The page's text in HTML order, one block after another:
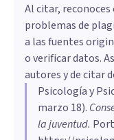
Al citar,
problemas de
a las fuentes
o verificar datos.
autores y de citar
Psicología y
marzo 18).
la juventud.